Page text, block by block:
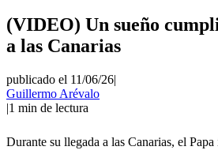
(VIDEO) Un sueño
a las Canarias
publicado el 11/06/26|
Guillermo Arévalo
|1 min de lectura
Durante su llegada a las Canarias, el